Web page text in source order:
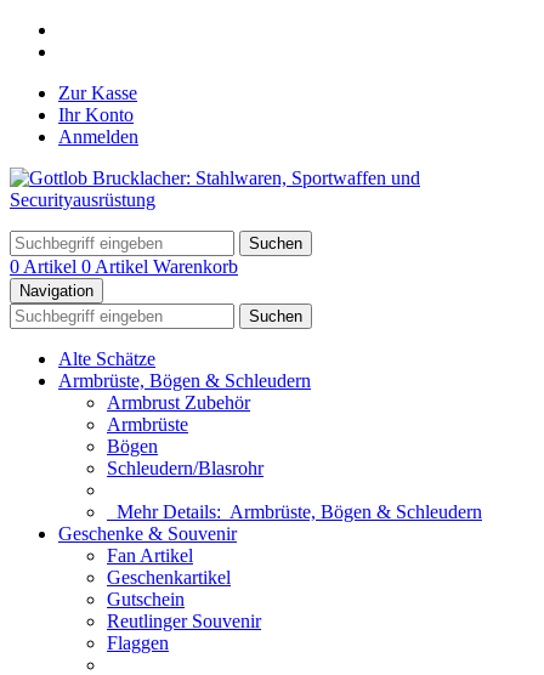
Zur Kasse
Ihr Konto
Anmelden
Suchen
0 Artikel 0 Artikel Warenkorb
Navigation
Suchen
Alte Schätze
Armbrüste, Bögen & Schleudern
Armbrust Zubehör
Armbrüste
Bögen
Schleudern/Blasrohr
Mehr Details: Armbrüste, Bögen & Schleudern
Geschenke & Souvenir
Fan Artikel
Geschenkartikel
Gutschein
Reutlinger Souvenir
Flaggen